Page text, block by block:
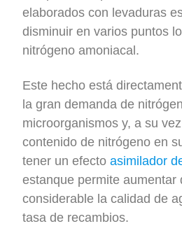
elaborados con levaduras
disminuir en varios puntos
nitrógeno amoniacal.
Este hecho está
la gran demanda de
microorganismos y, a su
contenido de nitrógeno en
tener un efecto asimilador
estanque permite aumentar
considerable la calidad de
tasa de recambios.